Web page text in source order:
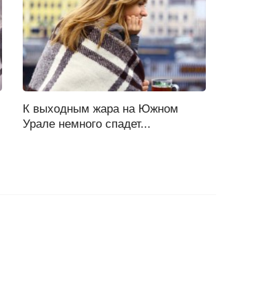
К выходным жара на Южном
Урале немного спадет...